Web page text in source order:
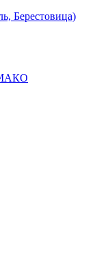
Берестовица)